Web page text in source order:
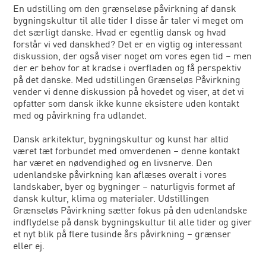
En udstilling om den grænseløse påvirkning af dansk
bygningskultur til alle tider I disse år taler vi meget om
det særligt danske. Hvad er egentlig dansk og hvad
forstår vi ved danskhed? Det er en vigtig og interessant
diskussion, der også viser noget om vores egen tid – men
der er behov for at kradse i overfladen og få perspektiv
på det danske. Med udstillingen Grænseløs Påvirkning
vender vi denne diskussion på hovedet og viser, at det vi
opfatter som dansk ikke kunne eksistere uden kontakt
med og påvirkning fra udlandet.
Dansk arkitektur, bygningskultur og kunst har altid
været tæt forbundet med omverdenen – denne kontakt
har været en nødvendighed og en livsnerve. Den
udenlandske påvirkning kan aflæses overalt i vores
landskaber, byer og bygninger – naturligvis formet af
dansk kultur, klima og materialer. Udstillingen
Grænseløs Påvirkning sætter fokus på den udenlandske
indflydelse på dansk bygningskultur til alle tider og giver
et nyt blik på flere tusinde års påvirkning – grænser
eller ej.